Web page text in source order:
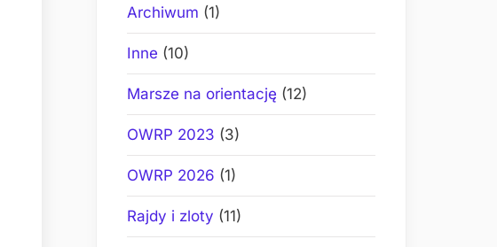
Archiwum (1)
Inne (10)
Marsze na orientację (12)
OWRP 2023 (3)
OWRP 2026 (1)
Rajdy i zloty (11)